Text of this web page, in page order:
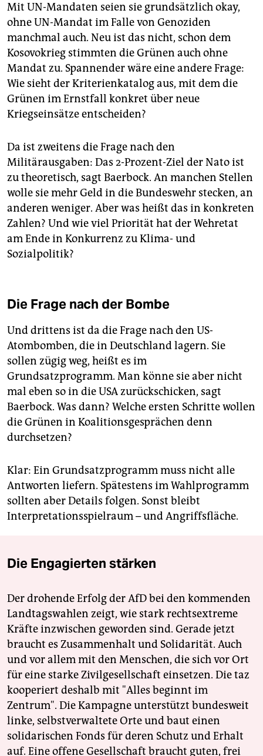
Mit UN-Mandaten seien sie grundsätzlich okay,
ohne UN-Mandat im Falle von Genoziden
manchmal auch. Neu ist das nicht, schon dem
Kosovokrieg stimmten die Grünen auch ohne
Mandat zu. Spannender wäre eine andere Frage:
Wie sieht der Kriterienkatalog aus, mit dem die
Grünen im Ernstfall konkret über neue
Kriegseinsätze entscheiden?
Da ist zweitens die Frage nach den
Militärausgaben: Das 2-Prozent-Ziel der Nato ist
zu theoretisch, sagt Baer­bock. An manchen Stellen
wolle sie mehr Geld in die Bundeswehr stecken, an
anderen weniger. Aber was heißt das in konkreten
Zahlen? Und wie viel Priorität hat der Wehretat
am Ende in Konkurrenz zu Klima- und
Sozialpolitik?
Die Frage nach der Bombe
Und drittens ist da die Frage nach den US-
Atombomben, die in Deutschland lagern. Sie
sollen zügig weg, heißt es im
Grundsatzprogramm. Man könne sie aber nicht
mal eben so in die USA zurückschicken, sagt
Baerbock. Was dann? Welche ersten Schritte wollen
die Grünen in Koalitionsgesprächen denn
durchsetzen?
Klar: Ein Grundsatzprogramm muss nicht alle
Antworten liefern. Spätestens im Wahlprogramm
sollten aber Details folgen. Sonst bleibt
Interpretationsspielraum – und Angriffsfläche.
Die Engagierten stärken
Der drohende Erfolg der AfD bei den kommenden
Landtagswahlen zeigt, wie stark rechtsextreme
Kräfte inzwischen geworden sind. Gerade jetzt
braucht es Zusammenhalt und Solidarität. Auch
und vor allem mit den Menschen, die sich vor Ort
für eine starke Zivilgesellschaft einsetzen. Die taz
kooperiert deshalb mit "Alles beginnt im
Zentrum". Die Kampagne unterstützt bundesweit
linke, selbstverwaltete Orte und baut einen
solidarischen Fonds für deren Schutz und Erhalt
auf. Eine offene Gesellschaft braucht guten, frei